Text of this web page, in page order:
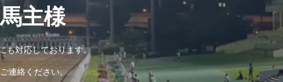
主様
も対応しております。
連絡ください。